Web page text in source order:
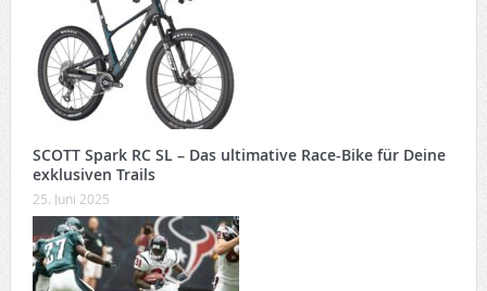
SCOTT Spark RC SL – Das ultimative Race-Bike für Deine
exklusiven Trails
25. Juni 2025